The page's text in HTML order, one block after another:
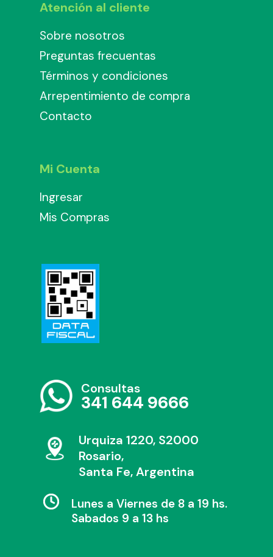
Atención al cliente
Sobre nosotros
Preguntas frecuentas
Términos y condiciones
Arrepentimiento de compra
Contacto
Mi Cuenta
Ingresar
Mis Compras
Consultas
341 644 9666
Urquiza 1220, S2000
Rosario,
Santa Fe, Argentina
Lunes a Viernes de 8 a 19 hs.
Sabados 9 a 13 hs